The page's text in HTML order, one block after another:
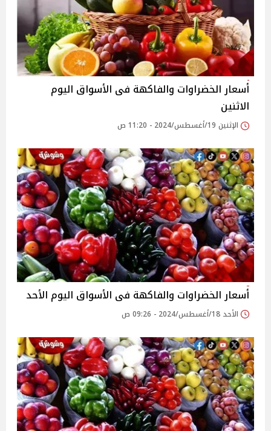
أسعار الخضراوات والفاكهة فى الأسواق‎‎ اليوم
الاثنين
الإثنين 19/أغسطس/2024 - 11:20 ص
أسعار الخضراوات والفاكهة فى الأسواق‎‎ اليوم الأحد
الأحد 18/أغسطس/2024 - 09:26 ص